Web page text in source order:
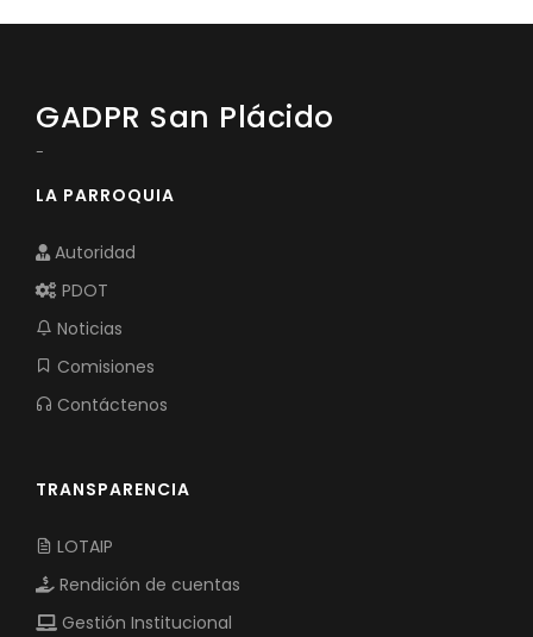
GADPR San Plácido
-
LA PARROQUIA
Autoridad
PDOT
Noticias
Comisiones
Contáctenos
TRANSPARENCIA
LOTAIP
Rendición de cuentas
Gestión Institucional